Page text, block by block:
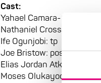
Cast:
Yahael Camara-Onono
Nathaniel Cross: pos
Ife Ogunjobi: tp
Joe Bristow: pos
Elias Jordan Atkinson: tp
Moses Olukayode: tr